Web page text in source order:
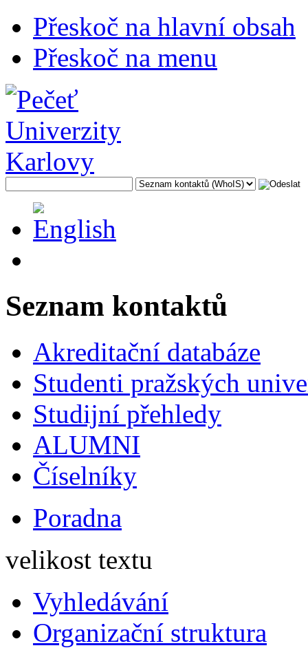
Přeskoč na hlavní obsah
Přeskoč na menu
Seznam kontaktů
Akreditační databáze
Studenti pražských
Studijní přehledy
ALUMNI
Číselníky
Poradna
velikost textu
Vyhledávání
Organizační struktura